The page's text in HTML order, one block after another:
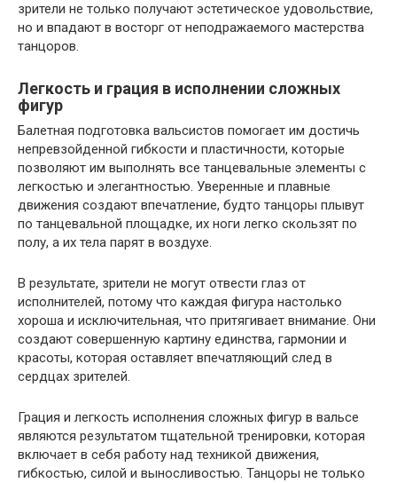
зрители не только получают эстетическое удовольствие,
но и впадают в восторг от неподражаемого мастерства
танцоров.
Легкость и грация в исполнении сложных
фигур
Балетная подготовка вальсистов помогает им достичь
непревзойденной гибкости и пластичности, которые
позволяют им выполнять все танцевальные элементы с
легкостью и элегантностью. Уверенные и плавные
движения создают впечатление, будто танцоры плывут
по танцевальной площадке, их ноги легко скользят по
полу, а их тела парят в воздухе.
В результате, зрители не могут отвести глаз от
исполнителей, потому что каждая фигура настолько
хороша и исключительная, что притягивает внимание. Они
создают совершенную картину единства, гармонии и
красоты, которая оставляет впечатляющий след в
сердцах зрителей.
Грация и легкость исполнения сложных фигур в вальсе
являются результатом тщательной тренировки, которая
включает в себя работу над техникой движения,
гибкостью, силой и выносливостью. Танцоры не только